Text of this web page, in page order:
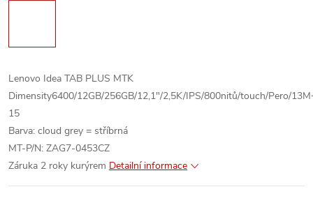
Lenovo Idea TAB PLUS MTK
Dimensity6400/12GB/256GB/12,1"/2,5K/IPS/800nitů/touch/Pero/
15
Barva: cloud grey = stříbrná
MT-P/N: ZAG7-0453CZ
Záruka 2 roky kurýrem Detailní informace